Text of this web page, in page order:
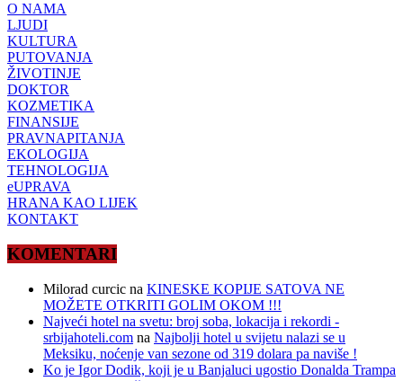
O NAMA
LJUDI
KULTURA
PUTOVANJA
ŽIVOTINJE
DOKTOR
KOZMETIKA
FINANSIJE
PRAVNAPITANJA
EKOLOGIJA
TEHNOLOGIJA
eUPRAVA
HRANA KAO LIJEK
KONTAKT
KOMENTARI
Milorad curcic na KINESKE KOPIJE SATOVA NE
MOŽETE OTKRITI GOLIM OKOM !!!
Najveći hotel na svetu: broj soba, lokacija i rekordi -
srbijahoteli.com na Najbolji hotel u svijetu nalazi se u
Meksiku, noćenje van sezone od 319 dolara pa naviše !
Ko je Igor Dodik, koji je u Banjaluci ugostio Donalda Trampa